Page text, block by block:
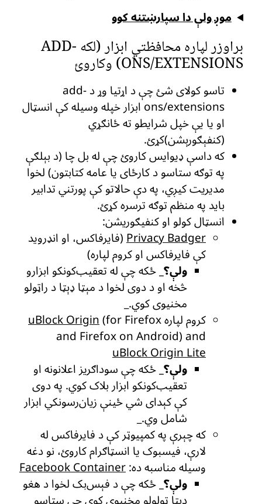
موږ ولې دا سپارښتنه کوو
براوزر لپاره محافظتي ابزار (لکه ADD-
ONS/EXTENSIONS) وکاروئ
تاسو کولای شئ چې د اړتیا وړ د add-
ons/extensions ابزار خپله وسیله کې انسټال
او یا یې خپل شرایطو ته ځانګړي
(کنفېګورېشن)کړئ.
که داسې ډیوایس کاروئ چې له بل چا (د بېلګې
په توګه ستاسو د کارځای یا عامه کتابتون) لخوا
مدیریت کیږي، په دې حالاتو کې پورتني تدابیر
باید په منظم توګه ترسره کړئ.
انسټال کولو او کنفیګوریشن:
Privacy Badger (فایرفاکس، او انډروید
کې فایرفاکس او کروم لپاره)
ولې؟_ ځکه چې له تعقیب‌کونکو ابزارو
څخه او د دوی لخوا د مېټا ډېټا د راټولو
مخنیوی کوي._
کروم لپاره
uBlock Origin (for Firefox
and Firefox on Android) and
uBlock Origin Lite
ولې؟_ ځکه چې سوداګریز اعلانونه او
تعقیب‌کونکو ابزار بلاک کوي. په دوی
کې کېدای شي ځینې زیان‌رسونکي ابزار
شامل وي._
که چېرې په کمپیوټر کې د فایرفاکس له
لارې، فیسبوک یا انسټاګرام کاروئ، نو دغه
وسیله مناسبه ده: Facebook Container
ولې؟_ ځکه چې د فېس‌بک لخوا د هغو
ډېټا ټولولو مخنیوی کوي چې ستاسو